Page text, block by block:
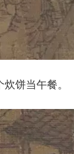
饼当午餐。